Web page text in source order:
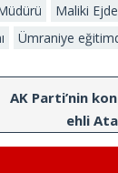
Maliki
Ümraniye
AK Parti’nin
ehli